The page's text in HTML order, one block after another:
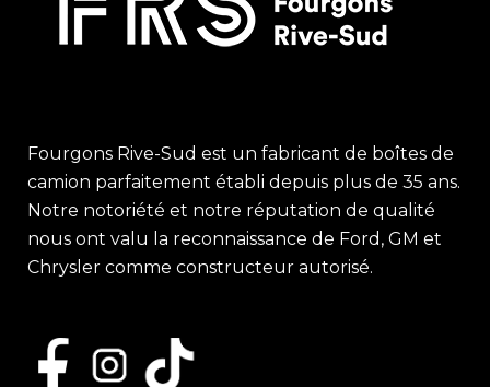
Fourgons Rive-Sud est un fabricant de boîtes de
camion parfaitement établi depuis plus de 35 ans.
Notre notoriété et notre réputation de qualité
nous ont valu la reconnaissance de Ford, GM et
Chrysler comme constructeur autorisé.